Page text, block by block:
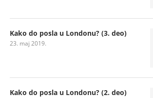
Kako do posla u Londonu? (3. deo)
23. maj 2019.
Kako do posla u Londonu? (2. deo)